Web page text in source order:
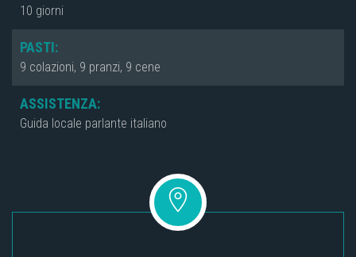
10 giorni
PASTI:
9 colazioni, 9 pranzi, 9 cene
ASSISTENZA:
Guida locale parlante italiano